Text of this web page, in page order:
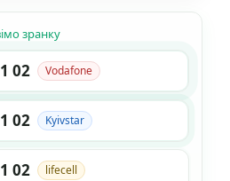
зранку
02 Vodafone
02 Kyivstar
02 lifecell